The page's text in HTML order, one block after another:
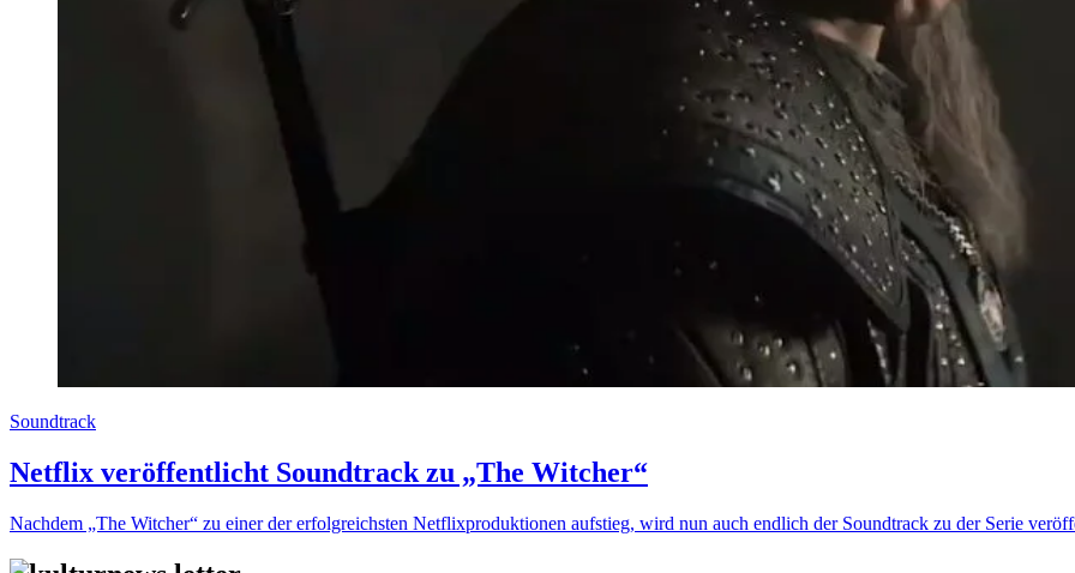
Soundtrack
Netflix veröffentlicht Soundtrack zu „The Witcher“
Nachdem „The Witcher“ zu einer der erfolgreichsten Netflixproduktionen aufstieg, wird nun auch endlich der Soundtrack zu der Serie